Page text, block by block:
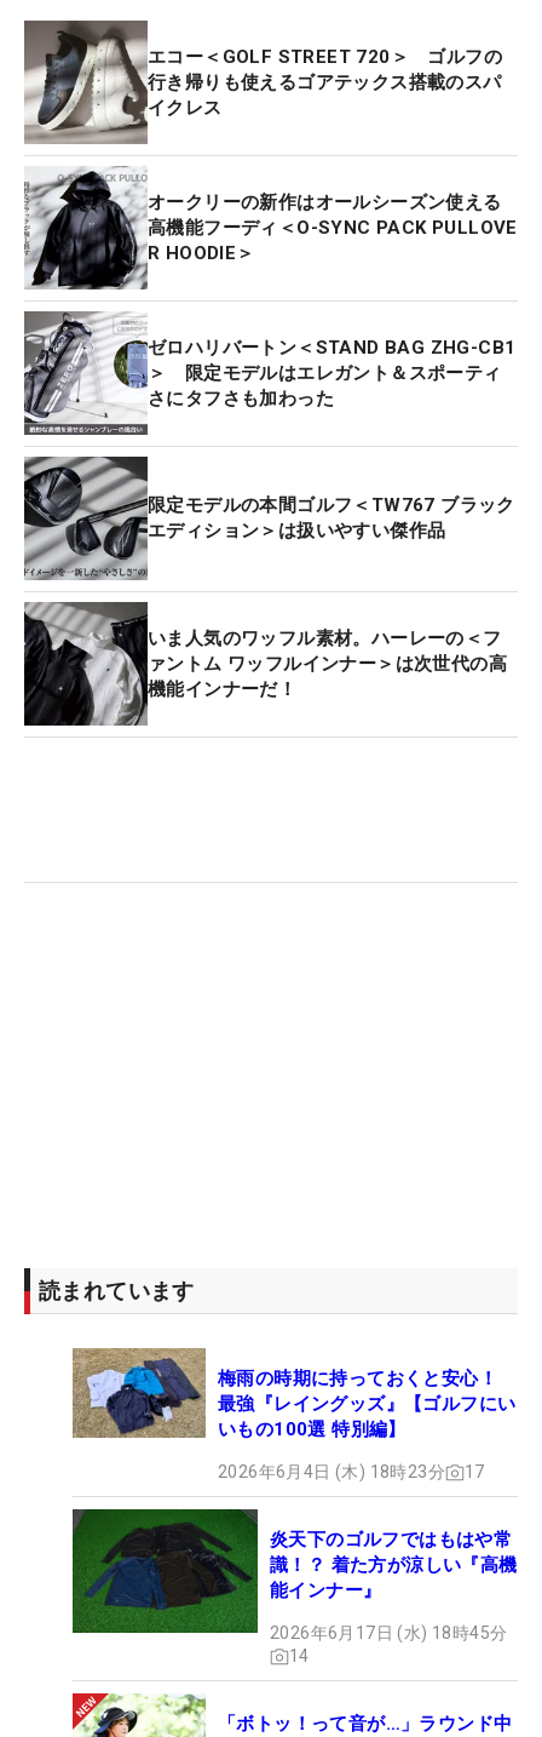
エコー＜GOLF STREET 720＞ ゴルフの
行き帰りも使えるゴアテックス搭載のスパ
イクレス
オークリーの新作はオールシーズン使える
高機能フーディ＜O-SYNC PACK PULLOVE
R HOODIE＞
ゼロハリバートン＜STAND BAG ZHG-CB1
＞ 限定モデルはエレガント＆スポーティ
さにタフさも加わった
限定モデルの本間ゴルフ＜TW767 ブラック
エディション＞は扱いやすい傑作品
いま人気のワッフル素材。ハーレーの＜フ
ァントム ワッフルインナー＞は次世代の高
機能インナーだ！
読まれています
梅雨の時期に持っておくと安心！
最強『レイングッズ』【ゴルフにい
いもの100選 特別編】
2026年6月4日 (木) 18時23分 17
炎天下のゴルフではもはや常
識！？ 着た方が涼しい『高機
能インナー』
2026年6月17日 (水) 18時45分
14
「ボトッ！って音が…」ラウンド中